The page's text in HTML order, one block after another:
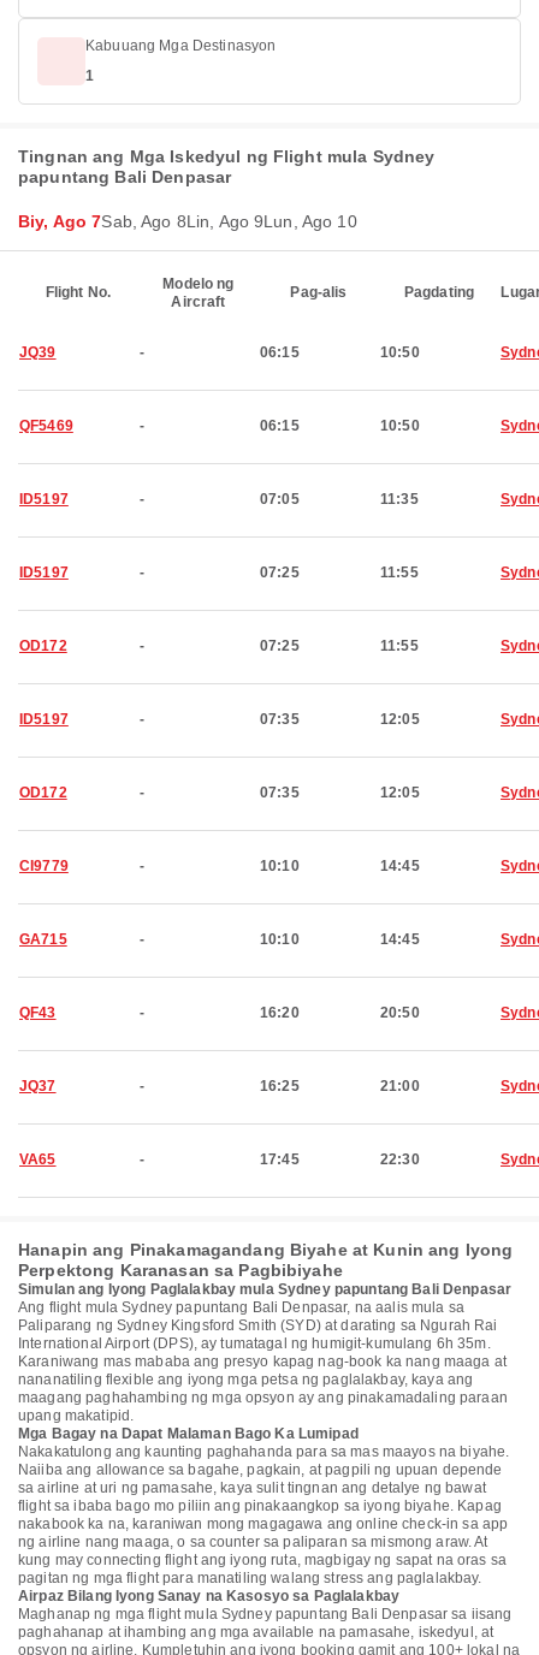
Kabuuang Mga Destinasyon
1
Tingnan ang Mga Iskedyul ng Flight mula Sydney
papuntang Bali Denpasar
Biy, Ago 7Sab, Ago 8Lin, Ago 9Lun, Ago 10
Flight No.
Modelo ng
Aircraft
Pag-alis Pagdating
JQ39 - 06:15 10:50
QF5469 - 06:15 10:50
ID5197 - 07:05 11:35
ID5197 - 07:25 11:55
OD172 - 07:25 11:55
ID5197 - 07:35 12:05
OD172 - 07:35 12:05
CI9779 - 10:10 14:45
GA715 - 10:10 14:45
QF43 - 16:20 20:50
JQ37 - 16:25 21:00
VA65 - 17:45 22:30
Hanapin ang Pinakamagandang Biyahe at Kunin ang Iyong
Perpektong Karanasan sa Pagbibiyahe
Simulan ang Iyong Paglalakbay mula Sydney papuntang Bali Denpasar
Ang flight mula Sydney papuntang Bali Denpasar, na aalis mula sa
Paliparang ng Sydney Kingsford Smith (SYD) at darating sa Ngurah Rai
International Airport (DPS), ay tumatagal ng humigit-kumulang 6h 35m.
Karaniwang mas mababa ang presyo kapag nag-book ka nang maaga at
nananatiling flexible ang iyong mga petsa ng paglalakbay, kaya ang
maagang paghahambing ng mga opsyon ay ang pinakamadaling paraan
upang makatipid.
Mga Bagay na Dapat Malaman Bago Ka Lumipad
Nakakatulong ang kaunting paghahanda para sa mas maayos na biyahe.
Naiiba ang allowance sa bagahe, pagkain, at pagpili ng upuan depende
sa airline at uri ng pamasahe, kaya sulit tingnan ang detalye ng bawat
flight sa ibaba bago mo piliin ang pinakaangkop sa iyong biyahe. Kapag
nakabook ka na, karaniwan mong magagawa ang online check-in sa app
ng airline nang maaga, o sa counter sa paliparan sa mismong araw. At
kung may connecting flight ang iyong ruta, magbigay ng sapat na oras sa
pagitan ng mga flight para manatiling walang stress ang paglalakbay.
Airpaz Bilang Iyong Sanay na Kasosyo sa Paglalakbay
Maghanap ng mga flight mula Sydney papuntang Bali Denpasar sa iisang
paghahanap at ihambing ang mga available na pamasahe, iskedyul, at
opsyon ng airline. Kumpletuhin ang iyong booking gamit ang 100+ lokal na